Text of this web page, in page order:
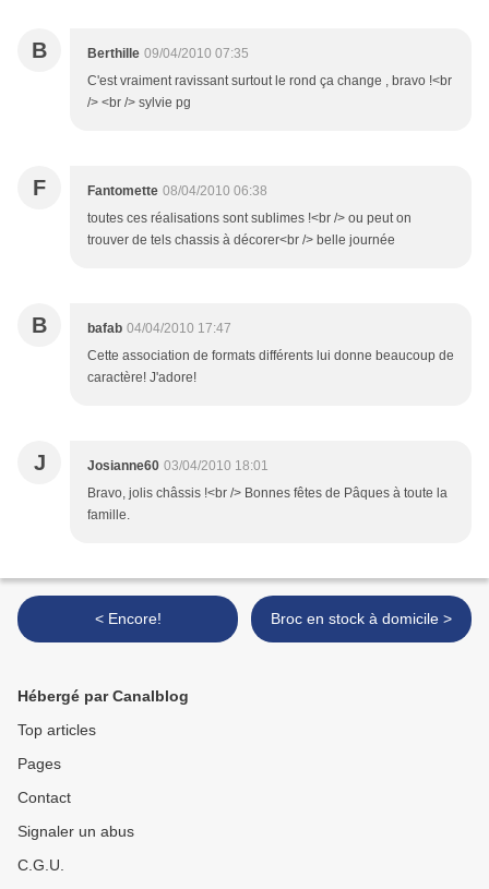
B Berthille 09/04/2010 07:35
C'est vraiment ravissant surtout le rond ça change , bravo !<br
/> <br /> sylvie pg
F Fantomette 08/04/2010 06:38
toutes ces réalisations sont sublimes !<br /> ou peut on
trouver de tels chassis à décorer<br /> belle journée
B bafab 04/04/2010 17:47
Cette association de formats différents lui donne beaucoup de
caractère! J'adore!
J Josianne60 03/04/2010 18:01
Bravo, jolis châssis !<br /> Bonnes fêtes de Pâques à toute la
famille.
< Encore! Broc en stock à domicile >
Hébergé par Canalblog
Top articles
Pages
Contact
Signaler un abus
C.G.U.